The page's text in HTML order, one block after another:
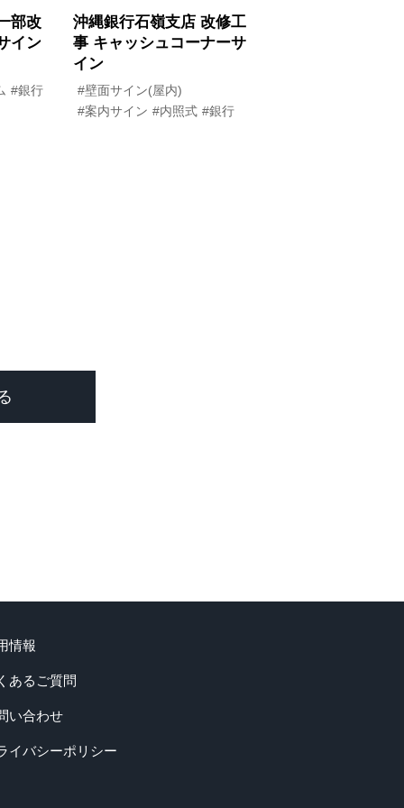
部改
イン
#銀行
沖縄銀行石嶺支店 改修工
事 キャッシュコーナーサ
イン
#壁面サイン(屋内)
#案内サイン #内照式 #銀行
情報
あるご質問
い合わせ
イバシーポリシー